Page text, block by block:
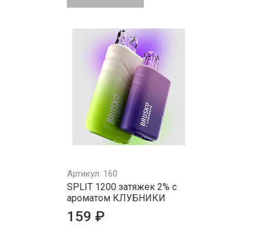
Артикул: 160
SPLIT 1200 затяжек 2% с
ароматом КЛУБНИКИ
159 ₽